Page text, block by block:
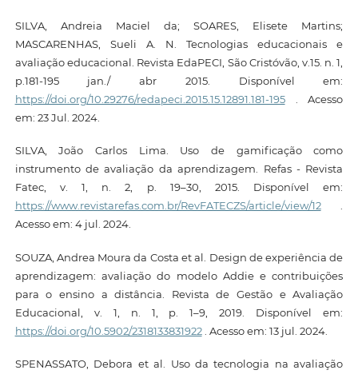
SILVA, Andreia Maciel da; SOARES, Elisete Martins;
MASCARENHAS, Sueli A. N. Tecnologias educacionais e
avaliação educacional. Revista EdaPECI, São Cristóvão, v.15. n. 1,
p.181-195 jan./ abr 2015. Disponível em:
https://doi.org/10.29276/redapeci.2015.15.12891.181-195. Acesso
em: 23 Jul. 2024.
SILVA, João Carlos Lima. Uso de gamificação como
instrumento de avaliação da aprendizagem. Refas - Revista
Fatec, v. 1, n. 2, p. 19–30, 2015. Disponível em:
https://www.revistarefas.com.br/RevFATECZS/article/view/12.
Acesso em: 4 jul. 2024.
SOUZA, Andrea Moura da Costa et al. Design de experiência de
aprendizagem: avaliação do modelo Addie e contribuições
para o ensino a distância. Revista de Gestão e Avaliação
Educacional, v. 1, n. 1, p. 1–9, 2019. Disponível em:
https://doi.org/10.5902/2318133831922. Acesso em: 13 jul. 2024.
SPENASSATO, Debora et al. Uso da tecnologia na avaliação